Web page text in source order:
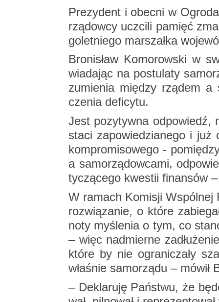
Pre­zy­dent i obec­ni w
rzą­dow­cy uczci­li pa­mięć
go­let­nie­go mar­szał­ka
Bro­ni­sław Ko­mo­row­ski w
wia­da­jąc na po­stu­la­ty
zu­mie­nia mię­dzy rzą­dem
cze­nia de­fi­cy­tu.
Jest po­zy­tyw­na
sta­ci za­po­wie­dzia­ne­go i już
kom­pro­mi­so­we­go -
a sa­mo­rzą­dow­ca­mi,
ty­czą­ce­go kwe­stii fi­nan­sów
W ra­mach Ko­mi­sji Wspól­nej
roz­wią­za­nie, o które
no­ty my­śle­nia o tym, co
– więc nad­mier­ne
które by nie ogra­ni­cza­ły
wła­śnie sa­mo­rzą­du – mówił
– De­kla­ru­ję Pań­stwu, że